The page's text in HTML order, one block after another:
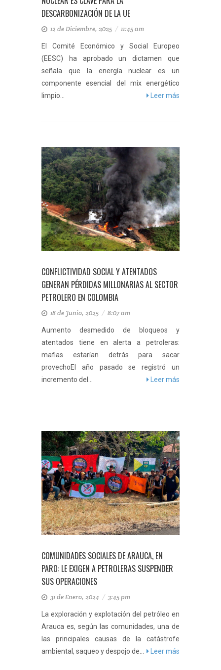
DESCARBONIZACIÓN DE LA UE
12 de Diciembre, 2025 / 11:45 am
El Comité Económico y Social Europeo
(EESC) ha aprobado un dictamen que
señala que la energía nuclear es un
componente esencial del mix energético
limpio...
Leer más
CONFLICTIVIDAD SOCIAL Y ATENTADOS
GENERAN PÉRDIDAS MILLONARIAS AL SECTOR
PETROLERO EN COLOMBIA
18 de Junio, 2025 / 8:07 am
Aumento desmedido de bloqueos y
atentados tiene en alerta a petroleras:
mafias estarían detrás para sacar
provechoEl año pasado se registró un
incremento del...
Leer más
COMUNIDADES SOCIALES DE ARAUCA, EN
PARO: LE EXIGEN A PETROLERAS SUSPENDER
SUS OPERACIONES
31 de Enero, 2024 / 3:45 pm
La exploración y explotación del petróleo en
Arauca es, según las comunidades, una de
las principales causas de la catástrofe
ambiental, saqueo y despojo de...
Leer más